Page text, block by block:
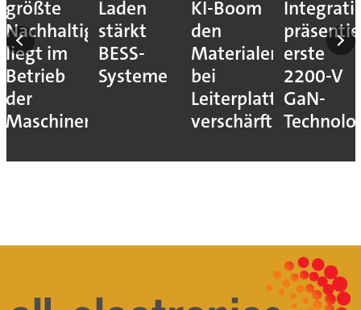
größte
Nachhaltigkeitshebel
liegt im
Betrieb
der
Maschinen
Laden
stärkt
BESS-
Systeme
KI-Boom
den
Materialengpass
bei
Leiterplatten
verschärft
erste
2200-V
GaN-